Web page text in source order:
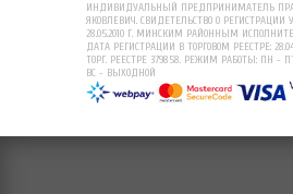
ИНДИВИДУАЛЬНЫЙ ПРЕДПРИНИМАТЕЛЬ
ЯКОВЛЕВИЧ. СВИДЕТЕЛЬСТВО О РЕГИСТРАЦИИ
28.05.2010 Г. МИНСКИМ РАЙОННЫМ
ДАТА РЕГИСТРАЦИИ В ТОРГОВОМ РЕЕСТРЕ:
ТОРГ. РЕЕСТРЕ 379858. РЕЖИМ РАБОТЫ: ПН -
ВС - ВЫХОДНОЙ